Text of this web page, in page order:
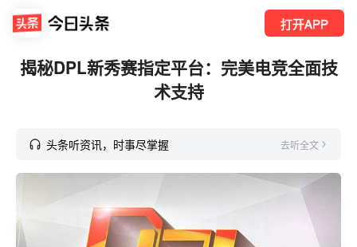
打开APP
揭秘DPL新秀赛指定平台：完美电竞全面技
术支持
头条听资讯，时事尽掌握 去听全文